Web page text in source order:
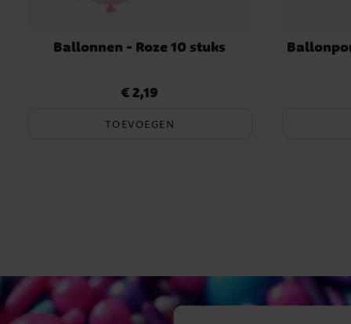
Ballonnen - Roze 10 stuks
Prijs:€ 2,19
€ 2,19
TOEVOEGEN